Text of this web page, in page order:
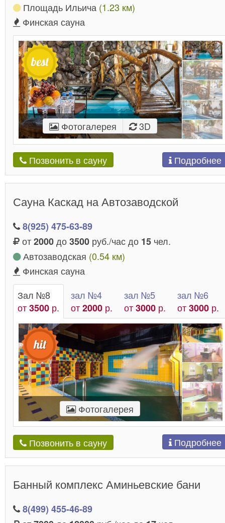
Площадь Ильича (1.23 км)
Финская сауна
Фотогалерея 3D
Позвонить в сауну Подробнее
Сауна Каскад на Автозаводской
8(925) 475-63-89
от2000до3500 руб./час до 15 чел.
Автозаводская (0.54 км)
Финская сауна
Зал №8
от3500 р.
зал №4
от2000 р.
зал №5
от3000 р.
зал №6
от3000 р.
Фотогалерея
Позвонить в сауну Подробнее
Банный комплекс Аминьевские бани
8(499) 455-46-89